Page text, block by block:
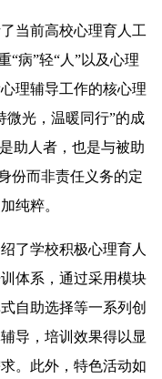
当前高校心理育人工
“病”轻“人”以及心理
理辅导工作的核心理
微光，温暖同行”的成
助人者，也是与被助
份而非责任义务的定
纯粹。
了学校积极心理育人
体系，通过采用模块
自助选择等一系列创
导，培训效果得以显
。此外，特色活动如